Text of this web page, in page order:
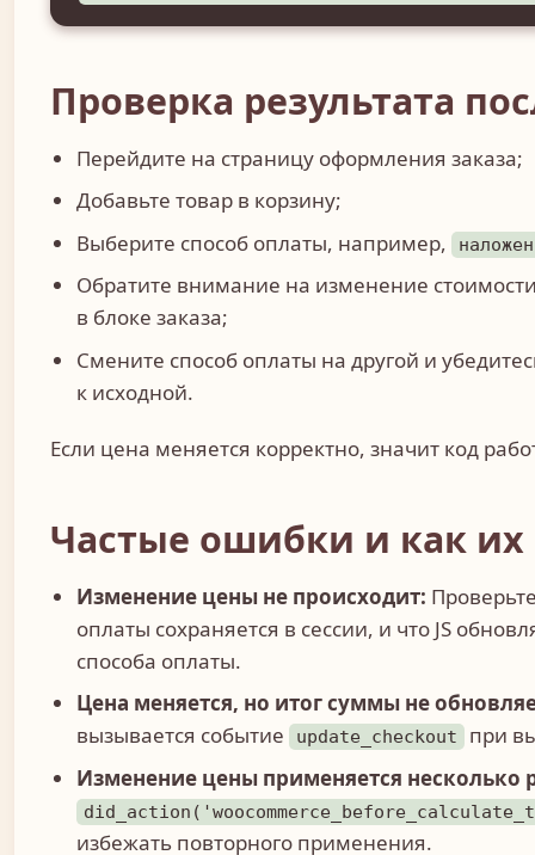
Проверка результата
Перейдите на страницу оформления заказа;
Добавьте товар в корзину;
Выберите способ оплаты, например,
Обратите внимание на изменение
в блоке заказа;
Смените способ оплаты на другой и
к исходной.
Если цена меняется корректно, значит код
Частые ошибки и как их
Изменение цены не происходит:
оплаты сохраняется в сессии, и что JS
способа оплаты.
Цена меняется, но итог суммы не
вызывается событие update_checkout
при
Изменение цены применяется несколько
избежать повторного применения.